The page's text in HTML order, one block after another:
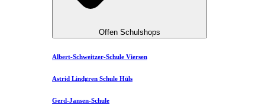
Offen Schulshops
Albert-Schweitzer-Schule Viersen
Astrid Lindgren Schule Hüls
Gerd-Jansen-Schule